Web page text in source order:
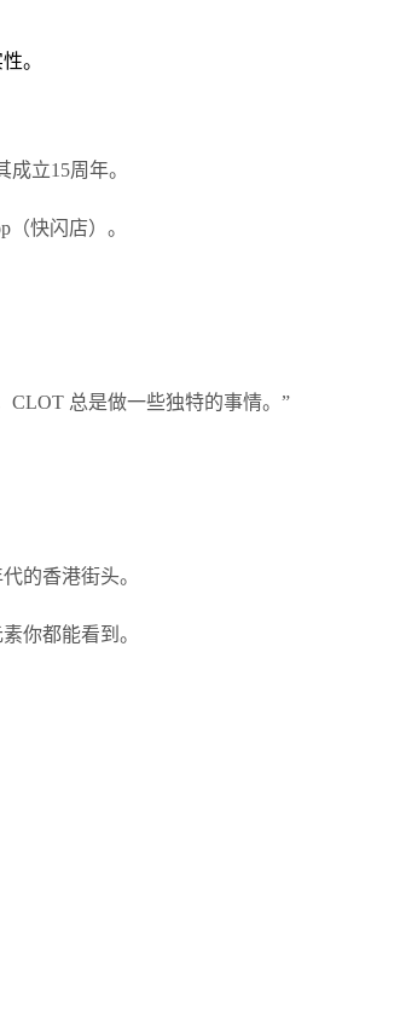
。
立15周年。
快闪店）。
CLOT 总是做一些独特的事情。”
的香港街头。
你都能看到。